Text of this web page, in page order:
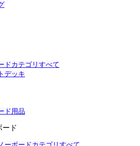
ドカテゴリすべて
デッキ
ド用品
ード